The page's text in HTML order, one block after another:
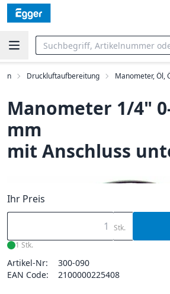
Druckluftaufbereitung Manometer, Öl,
Manometer 1/4"
mm
mit Anschluss
Ihr Preis
Stk.
1 Stk.
Artikel-Nr:
300-090
EAN Code:
2100000225408